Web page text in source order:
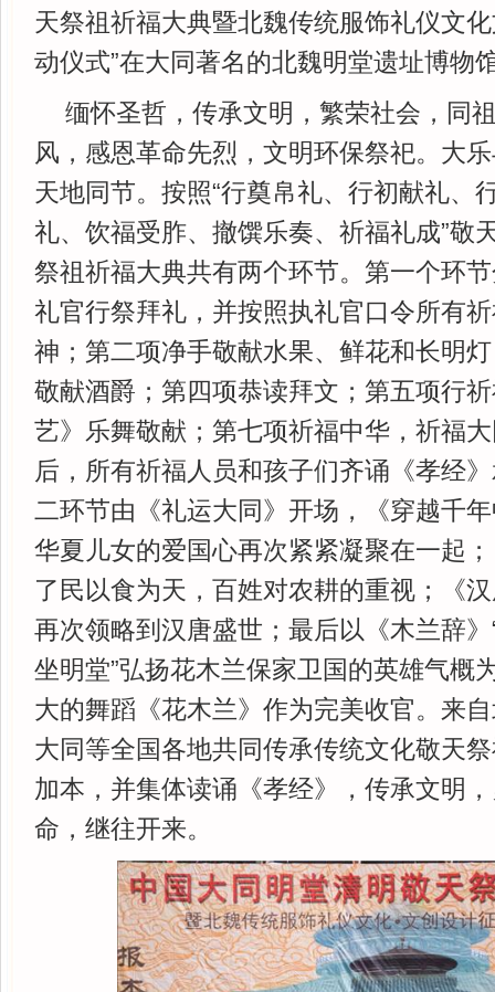
天祭祖祈福大典暨北魏传统服饰礼仪文
动仪式”在大同著名的北魏明堂遗址博物
缅怀圣哲，传承文明，繁荣社会，同
风，感恩革命先烈，文明环保祭祀。大
天地同节。按照“行奠帛礼、行初献礼、
礼、饮福受胙、撤馔乐奏、祈福礼成”敬
祭祖祈福大典共有两个环节。第一个环
礼官行祭拜礼，并按照执礼官口令所有
神；第二项净手敬献水果、鲜花和长明
敬献酒爵；第四项恭读拜文；第五项行
艺》乐舞敬献；第七项祈福中华，祈福
后，所有祈福人员和孩子们齐诵《孝经
二环节由《礼运大同》开场，《穿越千
华夏儿女的爱国心再次紧紧凝聚在一起
了民以食为天，百姓对农耕的重视；《
再次领略到汉唐盛世；最后以《木兰辞
坐明堂”弘扬花木兰保家卫国的英雄气概
大的舞蹈《花木兰》作为完美收官。来
大同等全国各地共同传承传统文化敬天
加本，并集体读诵《孝经》，传承文明
命，继往开来。